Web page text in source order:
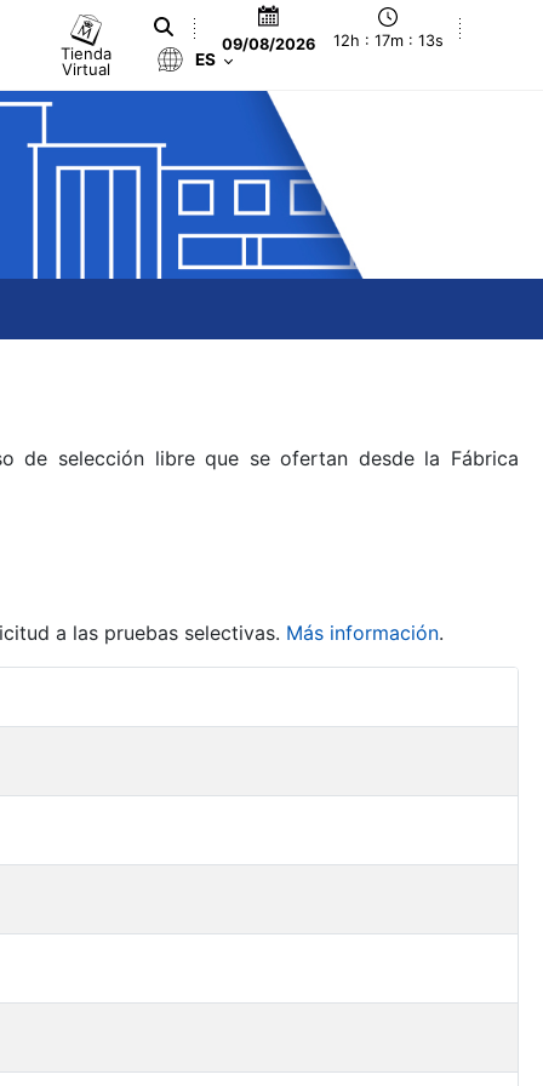
Tienda
Virtual
09/08/2026 12h : 17m : 13s
ES
de selección libre que se ofertan desde la Fábrica
a las pruebas selectivas. Más información.